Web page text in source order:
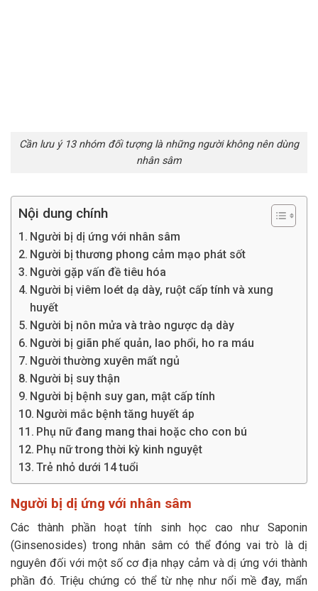
Cần lưu ý 13 nhóm đối tượng là những người không nên dùng
nhân sâm
Nội dung chính
Người bị dị ứng với nhân sâm
Người bị thương phong cảm mạo phát sốt
Người gặp vấn đề tiêu hóa
Người bị viêm loét dạ dày, ruột cấp tính và xung
huyết
Người bị nôn mửa và trào ngược dạ dày
Người bị giãn phế quản, lao phổi, ho ra máu
Người thường xuyên mất ngủ
Người bị suy thận
Người bị bệnh suy gan, mật cấp tính
Người mắc bệnh tăng huyết áp
Phụ nữ đang mang thai hoặc cho con bú
Phụ nữ trong thời kỳ kinh nguyệt
Trẻ nhỏ dưới 14 tuổi
Người bị dị ứng với nhân sâm
Các thành phần hoạt tính sinh học cao như Saponin
(Ginsenosides) trong nhân sâm có thể đóng vai trò là dị
nguyên đối với một số cơ địa nhạy cảm và dị ứng với thành
phần đó. Triệu chứng có thể từ nhẹ như nổi mề đay, mẩn